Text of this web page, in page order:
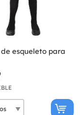
esqueleto para